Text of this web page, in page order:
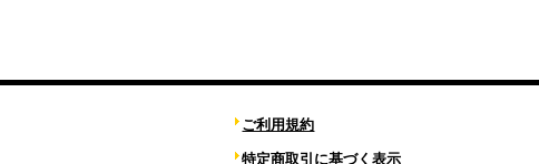
ご利用規約
特定商取引に基づく表示